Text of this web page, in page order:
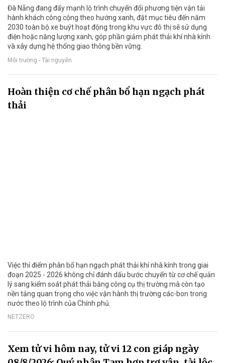
Đà Nẵng đang đẩy mạnh lộ trình chuyển đổi phương tiện vận tải
hành khách công cộng theo hướng xanh, đặt mục tiêu đến năm
2030 toàn bộ xe buýt hoạt động trong khu vực đô thị sẽ sử dụng
điện hoặc năng lượng xanh, góp phần giảm phát thải khí nhà kính
và xây dựng hệ thống giao thông bền vững.
Môi trường - Tài nguyên
Hoàn thiện cơ chế phân bổ hạn ngạch phát
thải
Việc thí điểm phân bổ hạn ngạch phát thải khí nhà kính trong giai
đoạn 2025 - 2026 không chỉ đánh dấu bước chuyển từ cơ chế quản
lý sang kiểm soát phát thải bằng công cụ thị trường mà còn tạo
nền tảng quan trọng cho việc vận hành thị trường các-bon trong
nước theo lộ trình của Chính phủ.
NETZERO
Xem tử vi hôm nay, tử vi 12 con giáp ngày